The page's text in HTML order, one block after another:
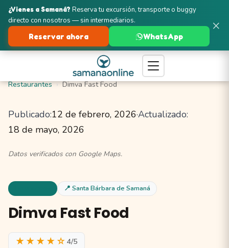
Turismo en Samaná
Santa Bárbara de Samaná
Restaurantes
Dimva Fast Food
Publicado:12 de febrero, 2026·Actualizado:
18 de mayo, 2026
Datos verificados con Google Maps.
📍 Santa Bárbara de Samaná
Dimva Fast Food
★★★★☆ 4/5
×
¿Vienes a Samaná? Reserva tu excursión, transporte o buggy
directo con nosotros — sin intermediarios.
Reservar ahora WhatsApp